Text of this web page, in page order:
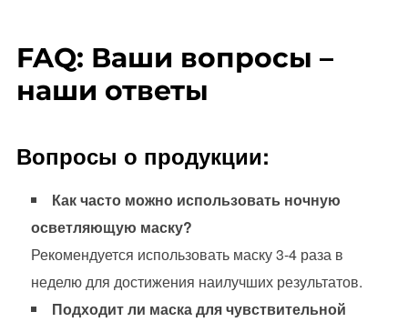
FAQ: Ваши вопросы –
наши ответы
Вопросы о продукции:
Как часто можно использовать ночную
осветляющую маску?
Рекомендуется использовать маску 3-4 раза в
неделю для достижения наилучших результатов.
Подходит ли маска для чувствительной